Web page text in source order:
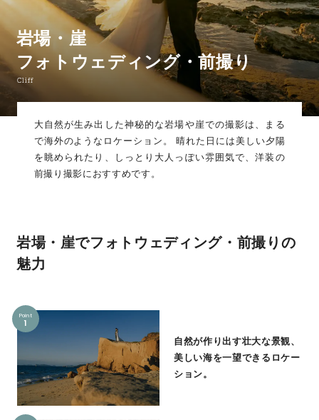
岩場・崖
フォトウェディング・前撮り
Cliff
大自然が生み出した神秘的な岩場や崖での撮影は、まる
で海外のようなロケーション。 晴れた日には美しい夕陽
を眺められたり、しっとり大人っぽい雰囲気で、洋装の
前撮り撮影におすすめです。
岩場・崖でフォトウェディング・前撮りの
魅力
Point
1
自然が作り出す壮大な景観、
美しい海を一望できるロケー
ション。